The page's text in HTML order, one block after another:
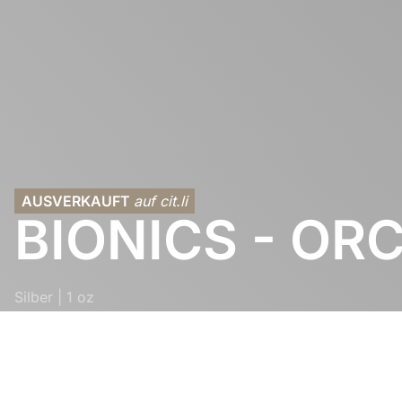
AUSVERKAUFT auf cit.li
BIONICS -
Silber 1 oz